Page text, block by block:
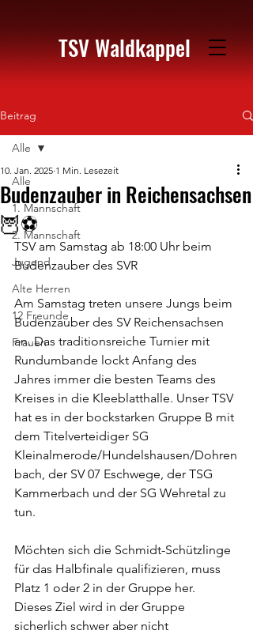
TSV Waldkappel
Beitrag
Alle
1. Mannschaft
2. Mannschaft
Jugend
Alte Herren
12 Freunde
Frauen
Alle
Budenzauber in Reichensachsen
🦉⚽️
10. Jan. 2025 1 Min. Lesezeit
TSV am Samstag ab 18:00 Uhr beim
Budenzauber des SVR
Am Samstag treten unsere Jungs beim
Budenzauber des SV Reichensachsen
an. Das traditionsreiche Turnier mit
Rundumbande lockt Anfang des
Jahres immer die besten Teams des
Kreises in die Kleeblatthalle. Unser TSV
hat es in der bockstarken Gruppe B mit
dem Titelverteidiger SG
Kleinalmerode/Hundelshausen/Dohren
bach, der SV 07 Eschwege, der TSG
Kammerbach und der SG Wehretal zu
tun.
Möchten sich die Schmidt-Schützlinge
für das Halbfinale qualifizieren, muss
Platz 1 oder 2 in der Gruppe her.
Dieses Ziel wird in der Gruppe
sicherlich schwer aber nicht